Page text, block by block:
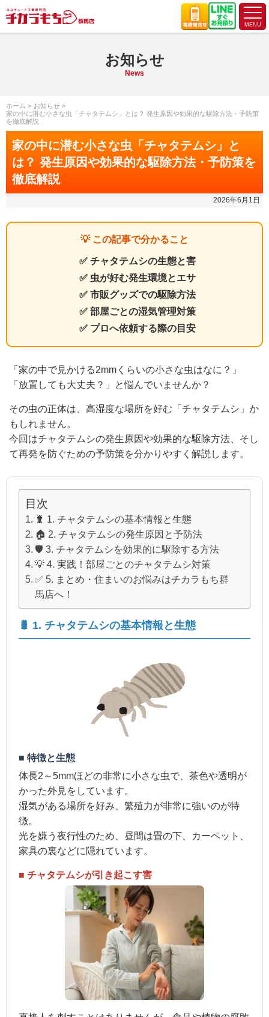
お知らせ
News
ホーム
お知らせ
家の中に潜む小さな虫「チャタテムシ」とは？ 発生原因や効果的な駆除方法・予防策
を徹底解説
家の中に潜む小さな虫「チャタテムシ」と
は？ 発生原因や効果的な駆除方法・予防策を
徹底解説
2026年6月1日
💡 この記事で分かること
✅ チャタテムシの生態と害
✅ 虫が好む発生環境とエサ
✅ 市販グッズでの駆除方法
✅ 部屋ごとの湿気管理対策
✅ プロへ依頼する際の目安
「家の中で見かける2mmくらいの小さな虫はなに？」
「放置しても大丈夫？」と悩んでいませんか？
その虫の正体は、高湿度な場所を好む「チャタテムシ」か
もしれません。
今回はチャタテムシの発生原因や効果的な駆除方法、そし
て再発を防ぐための予防策を分かりやすく解説します。
目次
🐛 1. チャタテムシの基本情報と生態
🏠 2. チャタテムシの発生原因と予防法
🛡️ 3. チャタテムシを効果的に駆除する方法
💡 4. 実践！部屋ごとのチャタテムシ対策
✅ 5. まとめ・住まいのお悩みはチカラもち群
馬店へ！
🐛 1. チャタテムシの基本情報と生態
■ 特徴と生態
体長2～5mmほどの非常に小さな虫で、茶色や透明が
かった外見をしています。
湿気がある場所を好み、繁殖力が非常に強いのが特
徴。
光を嫌う夜行性のため、昼間は畳の下、カーペット、
家具の裏などに隠れています。
■ チャタテムシが引き起こす害